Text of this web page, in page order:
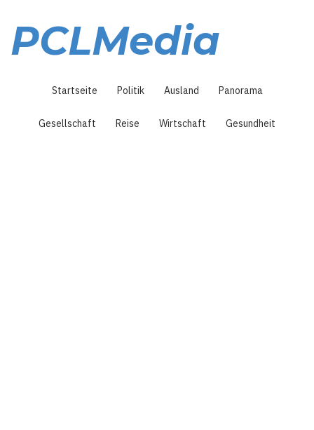
Inhalt
PCLMedia
Startseite Politik Ausland Panorama
Gesellschaft Reise Wirtschaft Gesundheit